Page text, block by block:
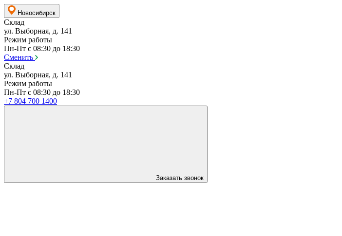
Новосибирск
Склад
ул. Выборная, д. 141
Режим работы
Пн-Пт с 08:30 до 18:30
Сменить
Склад
ул. Выборная, д. 141
Режим работы
Пн-Пт с 08:30 до 18:30
+7 804 700 1400
Заказать звонок